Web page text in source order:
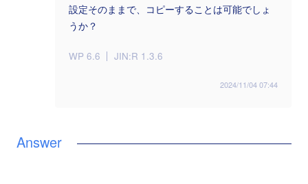
設定そのままで、コピーすることは可能でしょ
うか？
WP 6.6 JIN:R 1.3.6
2024/11/04 07:44